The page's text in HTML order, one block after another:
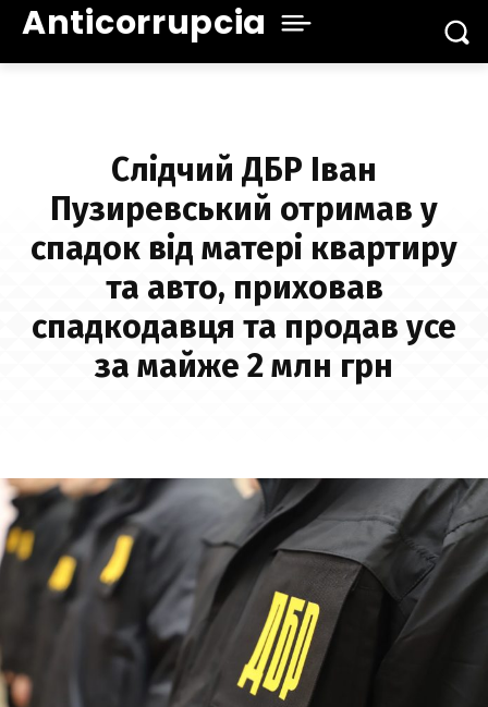
Anticorrupcia
Слідчий ДБР Іван
Пузиревський отримав у
спадок від матері квартиру
та авто, приховав
спадкодавця та продав усе
за майже 2 млн грн